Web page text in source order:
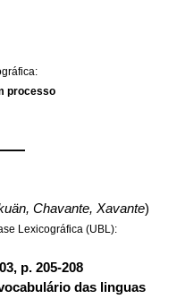
processo
Chavante, Xavante)
Lexicográfica (UBL):
p. 205-208
das linguas